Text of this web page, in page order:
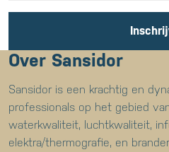
Over Sansidor
Sansidor is een krachtig en
professionals op het gebied
waterkwaliteit, luchtkwaliteit,
elektra/thermografie, en